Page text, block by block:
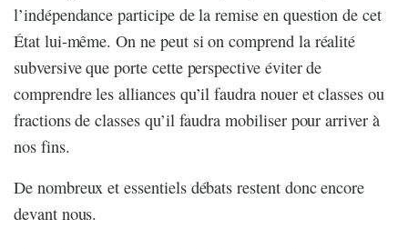
l’indépendance participe de la remise en question de cet
État lui-même. On ne peut si on comprend la réalité
subversive que porte cette perspective éviter de
comprendre les alliances qu’il faudra nouer et classes ou
fractions de classes qu’il faudra mobiliser pour arriver à
nos fins.
De nombreux et essentiels débats restent donc encore
devant nous.